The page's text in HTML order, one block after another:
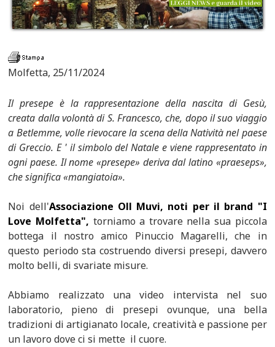
Molfetta, 25/11/2024
Il presepe è la rappresentazione della nascita di Gesù,
creata dalla volontà di S. Francesco, che, dopo il suo viaggio
a Betlemme, volle rievocare la scena della Natività nel paese
di Greccio. E ' il simbolo del Natale e viene rappresentato in
ogni paese. Il nome «presepe» deriva dal latino «praeseps»,
che significa «mangiatoia».
Noi dell'Associazione Oll Muvi, noti per il brand "I
Love Molfetta", torniamo a trovare nella sua piccola
bottega il nostro amico Pinuccio Magarelli, che in
questo periodo sta costruendo diversi presepi, davvero
molto belli, di svariate misure.
Abbiamo realizzato una video intervista nel suo
laboratorio, pieno di presepi ovunque, una bella
tradizioni di artigianato locale, creatività e passione per
un lavoro dove ci si mette il cuore.